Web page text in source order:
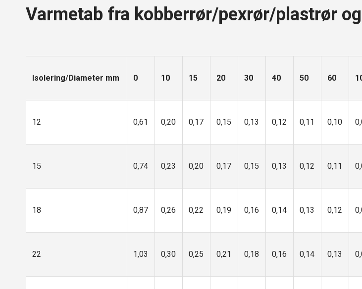
Varmetab fra kobberrør/pexrør/plastrør
Isolering/Diameter mm 0 10 15 20 30 40 50 60
12 0,61 0,20 0,17 0,15 0,13 0,12 0,11 0,10
15 0,74 0,23 0,20 0,17 0,15 0,13 0,12 0,11
18 0,87 0,26 0,22 0,19 0,16 0,14 0,13 0,12
22 1,03 0,30 0,25 0,21 0,18 0,16 0,14 0,13